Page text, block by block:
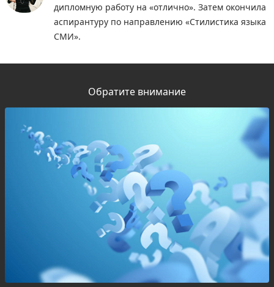
дипломную работу на «отлично». Затем окончила
аспирантуру по направлению «Стилистика языка
СМИ».
Обратите внимание